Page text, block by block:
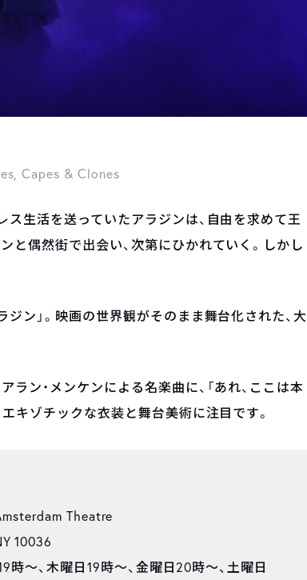
Capes & Clones
生活を送っていたアラジンは、自由を求めて王
と偶然街で出会い、次第にひかれていく。しかし
ン」。映画の世界観がそのまま舞台化された、大
ン・メンケンによる名楽曲に、「あれ、ここは本
キゾチックな衣装と舞台美術に注目です。
Theatre
10036
時～、木曜日19時～、金曜日20時～、土曜日